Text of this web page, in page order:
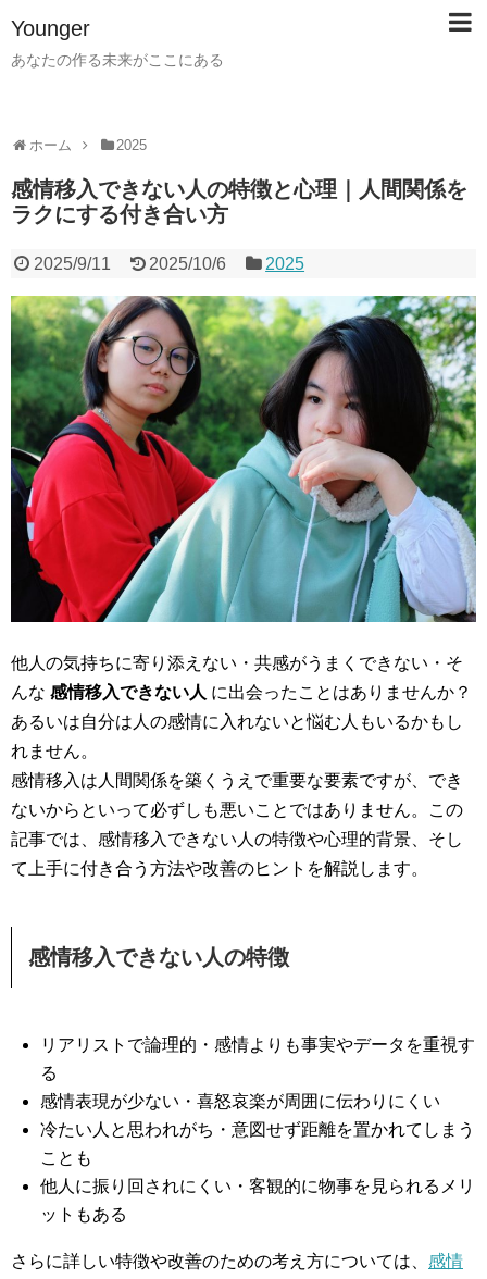
Younger
あなたの作る未来がここにある
ホーム 2025
感情移入できない人の特徴と心理｜人間関係を
ラクにする付き合い方
2025/9/11 2025/10/6 2025
他人の気持ちに寄り添えない・共感がうまくできない・そ
んな 感情移入できない人 に出会ったことはありませんか？
あるいは自分は人の感情に入れないと悩む人もいるかもし
れません。
感情移入は人間関係を築くうえで重要な要素ですが、でき
ないからといって必ずしも悪いことではありません。この
記事では、感情移入できない人の特徴や心理的背景、そし
て上手に付き合う方法や改善のヒントを解説します。
感情移入できない人の特徴
リアリストで論理的・感情よりも事実やデータを重視す
る
感情表現が少ない・喜怒哀楽が周囲に伝わりにくい
冷たい人と思われがち・意図せず距離を置かれてしまう
ことも
他人に振り回されにくい・客観的に物事を見られるメリ
ットもある
さらに詳しい特徴や改善のための考え方については、 感情